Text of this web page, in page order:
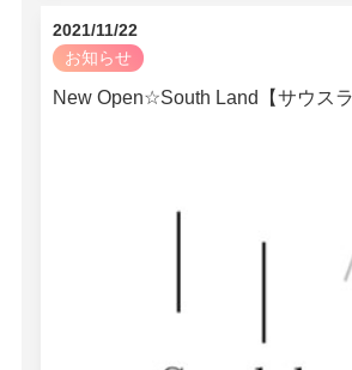
2021/11/22
お知らせ
New Open☆South Land【サウスラ